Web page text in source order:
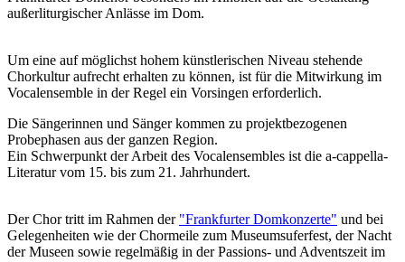
außerliturgischer Anlässe im Dom.
Um eine auf möglichst hohem künstlerischen Niveau stehende
Chorkultur aufrecht erhalten zu können, ist für die Mitwirkung im
Vocalensemble in der Regel ein Vorsingen erforderlich.
Die Sängerinnen und Sänger kommen zu projektbezogenen
Probephasen aus der ganzen Region.
Ein Schwerpunkt der Arbeit des Vocalensembles ist die a-cappella-
Literatur vom 15. bis zum 21. Jahrhundert.
Der Chor tritt im Rahmen der "Frankfurter Domkonzerte" und bei
Gelegenheiten wie der Chormeile zum Museumsuferfest, der Nacht
der Museen sowie regelmäßig in der Passions- und Adventszeit im